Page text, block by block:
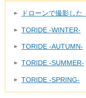
ドローンで撮影した
TORIDE -WINTER-
TORIDE -AUTUMN-
TORIDE -SUMMER-
TORIDE -SPRING-